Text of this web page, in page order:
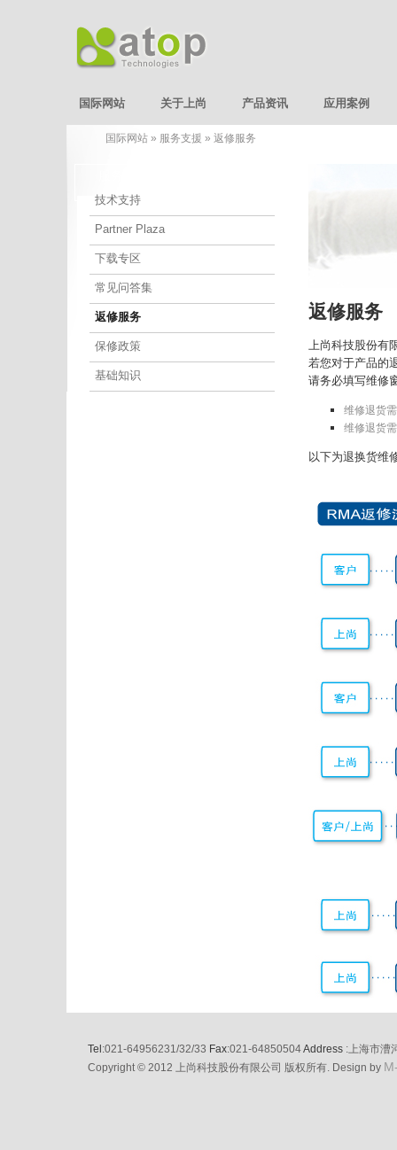
国际网站 关于上尚 产品资讯 应用案例
国际网站» 服务支援 » 返修服务
技术支持
Partner Plaza
下载专区
常见问答集
返修服务
保修政策
基础知识
返修服务
上尚科技股份
若您对于产品的
请务必填写维修
维修退货
维修退货
以下为退换货维
Tel:021-64956231/32/33 Fax:021-64850504Address :上海市漕
Copyright © 2012 上尚科技股份有限公司 版权所有. Design by